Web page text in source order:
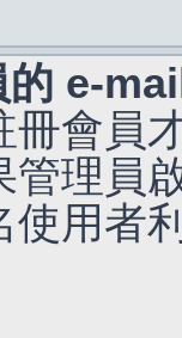
e-
冊會員
管理員
使用者